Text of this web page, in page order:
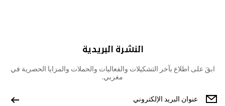
النشرة البريدية
ابقَ على اطلاع بآخر التشكيلات والفعاليات والحملات والمزايا الحصرية في
مغربي.